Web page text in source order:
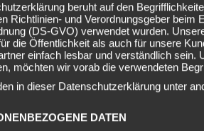
beruht auf den
Richtlinien- und Verordnungsgeber beim
(DS-GVO) verwendet wurden.
die Öffentlichkeit als auch für unsere
einfach lesbar und verständlich sein.
möchten wir vorab die verwendeten
in dieser Datenschutzerklärung unter
DATEN